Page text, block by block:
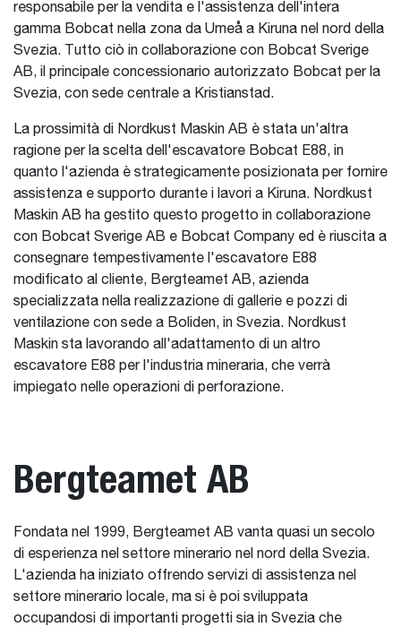
responsabile per la vendita e l'assistenza dell'intera
gamma Bobcat nella zona da Umeå a Kiruna nel nord della
Svezia. Tutto ciò in collaborazione con Bobcat Sverige
AB, il principale concessionario autorizzato Bobcat per la
Svezia, con sede centrale a Kristianstad.
La prossimità di Nordkust Maskin AB è stata un'altra
ragione per la scelta dell'escavatore Bobcat E88, in
quanto l'azienda è strategicamente posizionata per fornire
assistenza e supporto durante i lavori a Kiruna. Nordkust
Maskin AB ha gestito questo progetto in collaborazione
con Bobcat Sverige AB e Bobcat Company ed è riuscita a
consegnare tempestivamente l'escavatore E88
modificato al cliente, Bergteamet AB, azienda
specializzata nella realizzazione di gallerie e pozzi di
ventilazione con sede a Boliden, in Svezia. Nordkust
Maskin sta lavorando all'adattamento di un altro
escavatore E88 per l'industria mineraria, che verrà
impiegato nelle operazioni di perforazione.
Bergteamet AB
Fondata nel 1999, Bergteamet AB vanta quasi un secolo
di esperienza nel settore minerario nel nord della Svezia.
L'azienda ha iniziato offrendo servizi di assistenza nel
settore minerario locale, ma si è poi sviluppata
occupandosi di importanti progetti sia in Svezia che